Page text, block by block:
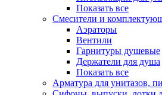
Показать все
Смесители и
Аэраторы
Вентили
Гарнитуры душевые
Держатели для душа
Показать все
Арматура для унитазов,